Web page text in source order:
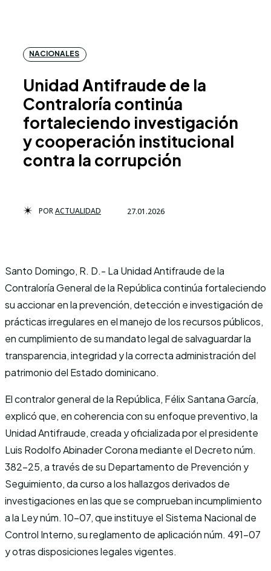
NACIONALES
Unidad Antifraude de la
Contraloría continúa
fortaleciendo investigación
y cooperación institucional
contra la corrupción
PORACTUALIDAD 27.01.2026
Santo Domingo, R. D.- La Unidad Antifraude de la
Contraloría General de la República continúa fortaleciendo
su accionar en la prevención, detección e investigación de
prácticas irregulares en el manejo de los recursos públicos,
en cumplimiento de su mandato legal de salvaguardar la
transparencia, integridad y la correcta administración del
patrimonio del Estado dominicano.
El contralor general de la República, Félix Santana García,
explicó que, en coherencia con su enfoque preventivo, la
Unidad Antifraude, creada y oficializada por el presidente
Luis Rodolfo Abinader Corona mediante el Decreto núm.
382-25, a través de su Departamento de Prevención y
Seguimiento, da curso a los hallazgos derivados de
investigaciones en las que se comprueban incumplimiento
a la Ley núm. 10-07, que instituye el Sistema Nacional de
Control Interno, su reglamento de aplicación núm. 491-07
y otras disposiciones legales vigentes.